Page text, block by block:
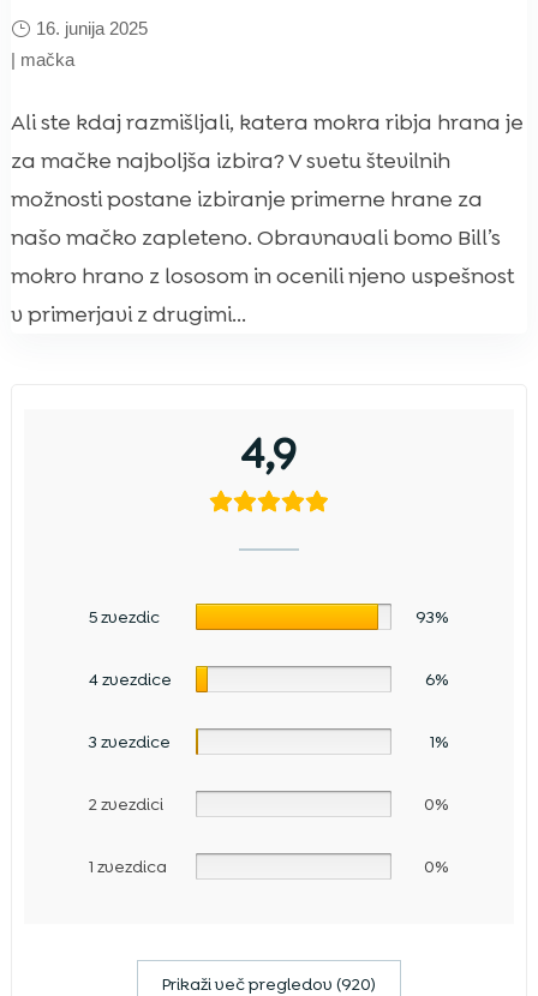
16. junija 2025
| mačka
Ali ste kdaj razmišljali, katera mokra ribja hrana je
za mačke najboljša izbira? V svetu številnih
možnosti postane izbiranje primerne hrane za
našo mačko zapleteno. Obravnavali bomo Bill’s
mokro hrano z lososom in ocenili njeno uspešnost
v primerjavi z drugimi...
4,9
5 zvezdic 93%
4 zvezdice 6%
3 zvezdice 1%
2 zvezdici 0%
1 zvezdica 0%
Prikaži več pregledov (920)